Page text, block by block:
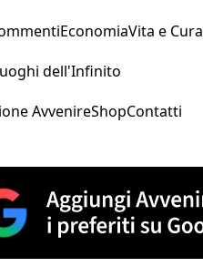
EconomiaVita e Cura
dell'Infinito
AvvenireShopContatti